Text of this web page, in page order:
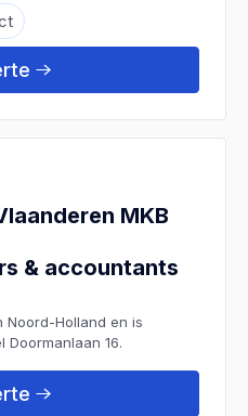
MKB
& accountants
Holland en is
Doormanlaan 16.